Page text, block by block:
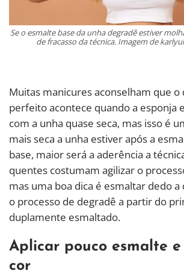
Se o esmalte base da unha degradê estiver
de fracasso da técnica. Imagem de
Muitas manicures aconselham que o
perfeito acontece quando a esponja
com a unha quase seca, mas isso é
mais seca a unha estiver após a
base, maior será a aderência a
quentes costumam agilizar o
mas uma boa dica é esmaltar dedo
o processo de degradê a partir do
duplamente esmaltado.
Aplicar pouco esmalte
cor